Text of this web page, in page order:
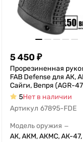
5 450 ₽
Прорезиненная
FAB Defense для АК,
Сайги, Вепря (AGR-
5Нет в наличии
Артикул 67895-FDE
Модель оружия —
АК, АКМ, АКМС, АК-47,